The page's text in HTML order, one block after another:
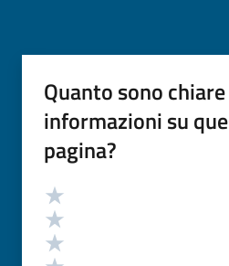
Quanto sono
informazioni su
pagina?
Valutazione